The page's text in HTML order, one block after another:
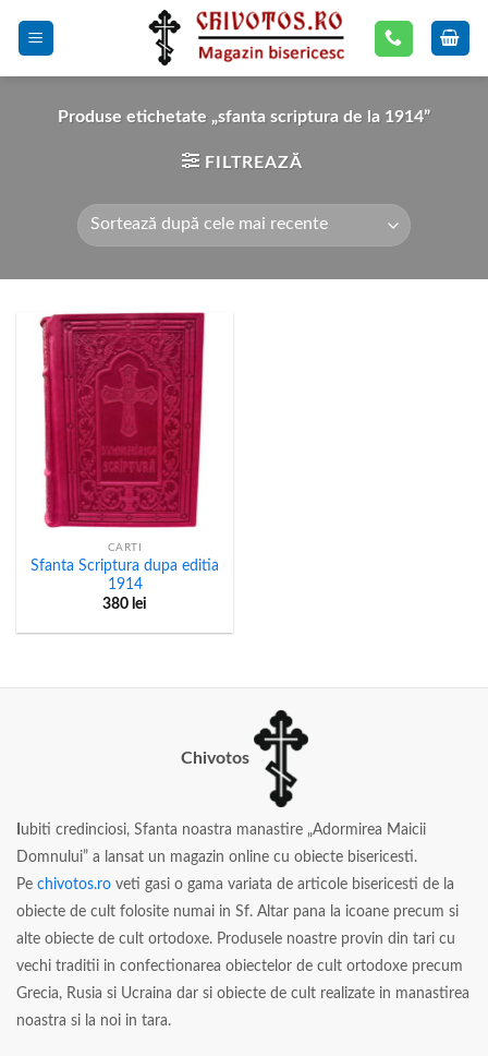
Produse etichetate „sfanta scriptura de la 1914”
FILTREAZĂ
CARTI
Sfanta Scriptura dupa editia
1914
380 lei
Chivotos
ubiti credinciosi, Sfanta noastra manastire „Adormirea Maicii
Domnului” a lansat un magazin online cu obiecte bisericesti.
Pe chivotos.ro veti gasi o gama variata de articole bisericesti de la
obiecte de cult folosite numai in Sf. Altar pana la icoane precum si
alte obiecte de cult ortodoxe. Produsele noastre provin din tari cu
vechi traditii in confectionarea obiectelor de cult ortodoxe precum
Grecia, Rusia si Ucraina dar si obiecte de cult realizate in manastirea
noastra si la noi in tara.